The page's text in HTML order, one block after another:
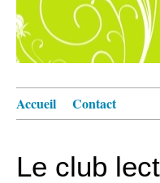
Accueil Contact
Le club